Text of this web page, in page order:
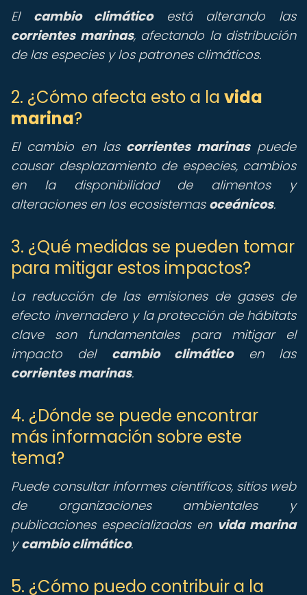
El cambio climáticoestá alterando las
corrientes marinas, afectando la distribución
de las especies y los patrones climáticos.
2. ¿Cómo afecta esto a la vida
marina?
El cambio en las corrientes marinaspuede
causar desplazamiento de especies, cambios
en la disponibilidad de alimentos y
alteraciones en los ecosistemas oceánicos.
3. ¿Qué medidas se pueden tomar
para mitigar estos impactos?
La reducción de las emisiones de gases de
efecto invernadero y la protección de hábitats
clave son fundamentales para mitigar el
impacto del cambio climáticoen las
corrientes marinas.
4. ¿Dónde se puede encontrar
más información sobre este
tema?
Puede consultar informes científicos, sitios web
de organizaciones ambientales y
publicaciones especializadas en vida marina
ycambio climático.
5. ¿Cómo puedo contribuir a la